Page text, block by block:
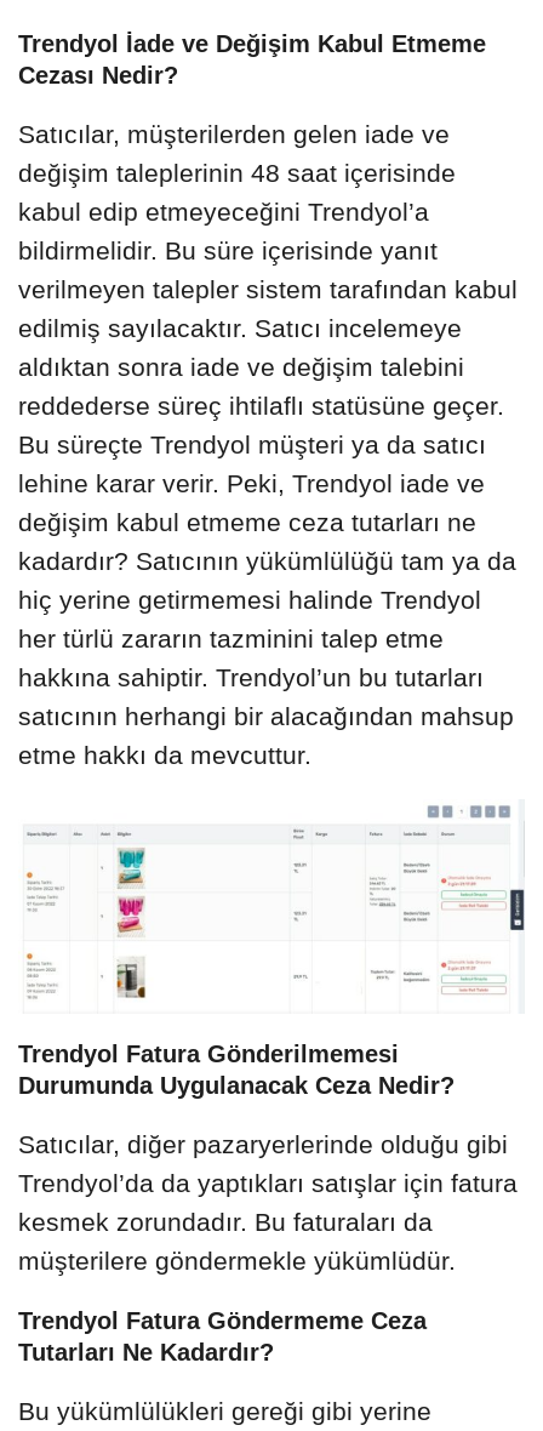
Trendyol İade ve Değişim Kabul Etmeme
Cezası Nedir?
Satıcılar, müşterilerden gelen iade ve
değişim taleplerinin 48 saat içerisinde
kabul edip etmeyeceğini Trendyol’a
bildirmelidir. Bu süre içerisinde yanıt
verilmeyen talepler sistem tarafından kabul
edilmiş sayılacaktır. Satıcı incelemeye
aldıktan sonra iade ve değişim talebini
reddederse süreç ihtilaflı statüsüne geçer.
Bu süreçte Trendyol müşteri ya da satıcı
lehine karar verir. Peki, Trendyol iade ve
değişim kabul etmeme ceza tutarları ne
kadardır? Satıcının yükümlülüğü tam ya da
hiç yerine getirmemesi halinde Trendyol
her türlü zararın tazminini talep etme
hakkına sahiptir. Trendyol’un bu tutarları
satıcının herhangi bir alacağından mahsup
etme hakkı da mevcuttur.
Trendyol Fatura Gönderilmemesi
Durumunda Uygulanacak Ceza Nedir?
Satıcılar, diğer pazaryerlerinde olduğu gibi
Trendyol’da da yaptıkları satışlar için fatura
kesmek zorundadır. Bu faturaları da
müşterilere göndermekle yükümlüdür.
Trendyol Fatura Göndermeme Ceza
Tutarları Ne Kadardır?
Bu yükümlülükleri gereği gibi yerine